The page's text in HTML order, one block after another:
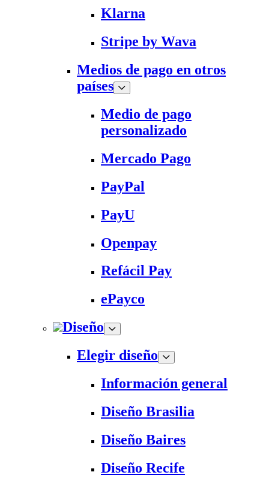
Klarna
Stripe by Wava
Medios de pago en otros
países
Medio de pago
personalizado
Mercado Pago
PayPal
PayU
Openpay
Refácil Pay
ePayco
Diseño
Elegir diseño
Información general
Diseño Brasilia
Diseño Baires
Diseño Recife